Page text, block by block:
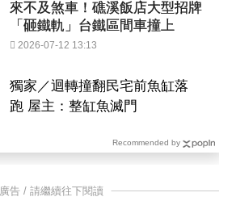
來不及煞車！礁溪飯店大型招牌
「砸鐵軌」台鐵區間車撞上
2026-07-12 13:13
獨家／迴轉撞翻民宅前魚缸落
跑 屋主：整缸魚滅門
Recommended by
廣告 / 請繼續往下閱讀